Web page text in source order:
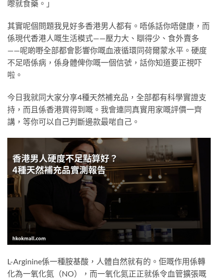
嚟就食藥。」
其實呢個問題我見好多香港男人都有。唔係話你唔健康，而
係現代香港人嘅生活模式——壓力大、瞓得少、食外賣多
——呢啲嘢全部都會影響你嘅血液循環同荷爾蒙水平。硬度
不足唔係病，係身體俾你嘅一個信號，話你知道要正視吓
啦。
今日我就同大家分享4種天然補充品，全部都有科學實證支
持，而且係香港買得到嘅。我會連同真實用家嘅評價一齊
講，等你可以自己判斷邊款最啱自己。
L-Arginine係一種胺基酸，人體自然就有的。佢嘅作用係轉
化為一氧化氮（NO），而一氧化氮正正就係令血管擴張嘅